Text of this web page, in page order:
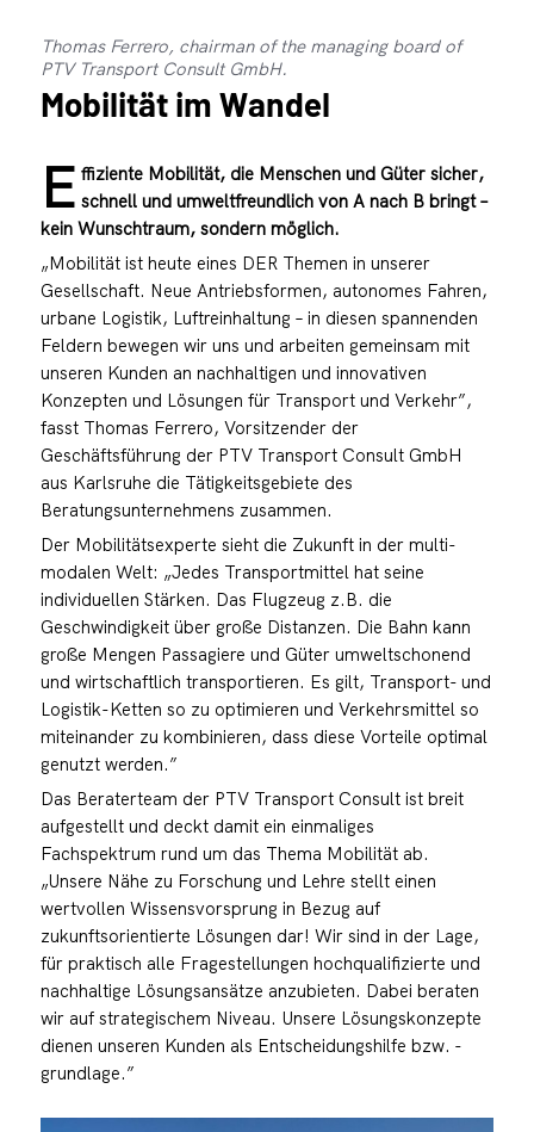
Thomas Ferrero, chairman of the managing board of
PTV Transport Consult GmbH.
Mobilität im Wandel
E ffiziente Mobilität, die Menschen und Güter sicher,
schnell und umweltfreundlich von A nach B bringt –
kein Wunschtraum, sondern möglich.
„Mobilität ist heute eines DER Themen in unserer
Gesellschaft. Neue Antriebsformen, autonomes Fahren,
urbane Logistik, Luftreinhaltung – in diesen spannenden
Feldern bewegen wir uns und arbeiten gemeinsam mit
unseren Kunden an nachhaltigen und innovativen
Konzepten und Lösungen für Transport und Verkehr”,
fasst Thomas Ferrero, Vorsitzender der
Geschäftsführung der PTV Transport Consult GmbH
aus Karlsruhe die Tätigkeitsgebiete des
Beratungsunternehmens zusammen.
Der Mobilitätsexperte sieht die Zukunft in der multi-
modalen Welt: „Jedes Transportmittel hat seine
individuellen Stärken. Das Flugzeug z.B. die
Geschwindigkeit über große Distanzen. Die Bahn kann
große Mengen Passagiere und Güter umweltschonend
und wirtschaftlich transportieren. Es gilt, Transport- und
Logistik-Ketten so zu optimieren und Verkehrsmittel so
miteinander zu kombinieren, dass diese Vorteile optimal
genutzt werden.”
Das Beraterteam der PTV Transport Consult ist breit
aufgestellt und deckt damit ein einmaliges
Fachspektrum rund um das Thema Mobilität ab.
„Unsere Nähe zu Forschung und Lehre stellt einen
wertvollen Wissensvorsprung in Bezug auf
zukunftsorientierte Lösungen dar! Wir sind in der Lage,
für praktisch alle Fragestellungen hochqualifizierte und
nachhaltige Lösungsansätze anzubieten. Dabei beraten
wir auf strategischem Niveau. Unsere Lösungskonzepte
dienen unseren Kunden als Entscheidungshilfe bzw. -
grundlage.”